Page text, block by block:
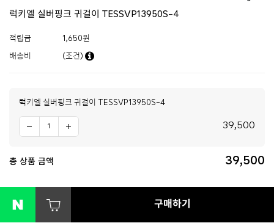
럭키엘 실버핑크 귀걸이 TESSVP13950S-4
적립금 1,650원
배송비 (조건)
럭키엘 실버핑크 귀걸이 TESSVP13950S-4
39,500
총 상품 금액 39,500
구매하기